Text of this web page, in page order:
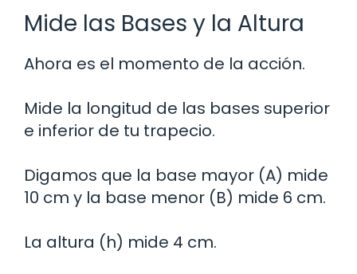
Mide las Bases y la Altura
Ahora es el momento de la acción.
Mide la longitud de las bases superior
e inferior de tu trapecio.
Digamos que la base mayor (A) mide
10 cm y la base menor (B) mide 6 cm.
La altura (h) mide 4 cm.